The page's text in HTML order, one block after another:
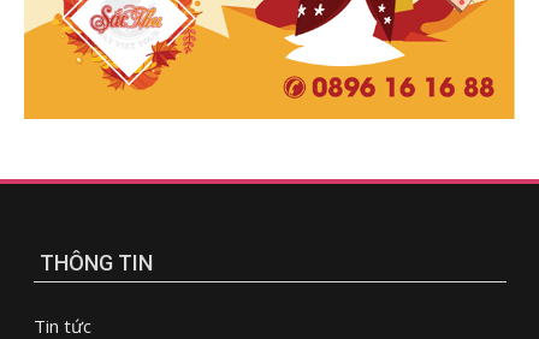
THÔNG TIN
Tin tức